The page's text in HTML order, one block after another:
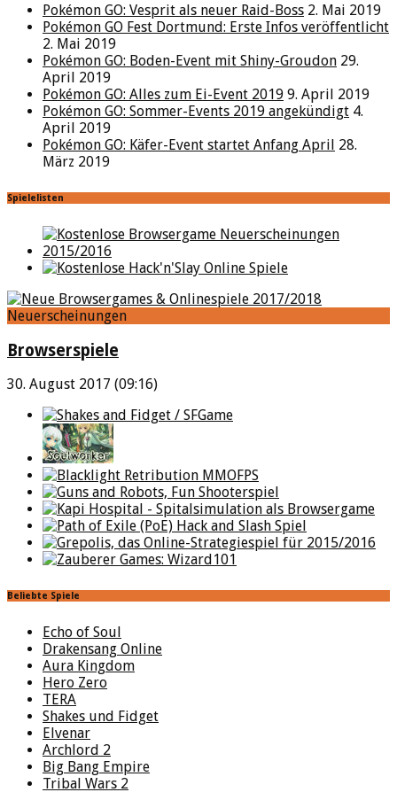
Pokémon GO: Vesprit als neuer Raid-Boss 2. Mai 2019
Pokémon GO Fest Dortmund: Erste Infos veröffentlicht
2. Mai 2019
Pokémon GO: Boden-Event mit Shiny-Groudon 29.
April 2019
Pokémon GO: Alles zum Ei-Event 2019 9. April 2019
Pokémon GO: Sommer-Events 2019 angekündigt 4.
April 2019
Pokémon GO: Käfer-Event startet Anfang April 28.
März 2019
Spielelisten
Neuerscheinungen
Browserspiele
30. August 2017 (09:16)
Beliebte Spiele
Echo of Soul
Drakensang Online
Aura Kingdom
Hero Zero
TERA
Shakes und Fidget
Elvenar
Archlord 2
Big Bang Empire
Tribal Wars 2